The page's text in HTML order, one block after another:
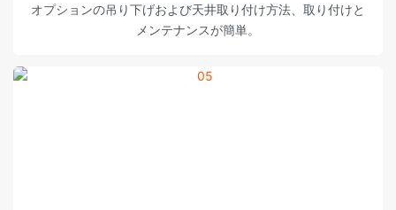
オプションの吊り下げおよび天井取り付け方法、取り付けと
メンテナンスが簡単。